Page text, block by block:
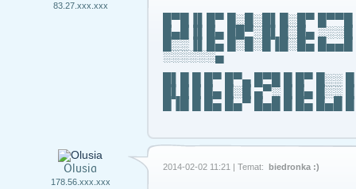
83.27.xxx.xxx
█▀█▐▌█▀ █░█░█▌█░█▀ █▀▀█
█▄█▐▌█▄ ██▀░█▌█░█▄ ░░░█
█░░▐▌█▄ █░█░█▐█░█▄ █▄▄█
░░░░░░▄
█▌█ █ █▀ █▀▄ █▀█ █ █▀ █░░ █
█▌█ █ █▄ █░█ ▄▀░ █ █▄ █░░ █
█▐█ █ █▄ █▄▀ █▄█ █ █▄ █▄█ █
Olusia
178.56.xxx.xxx
2014-02-02 11:21 | Temat: biedronka :)